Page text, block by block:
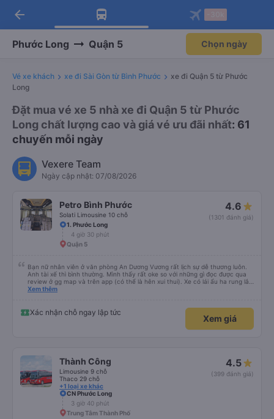
Tải app Vexere ngay!
Nhận ưu đãi thành viên độc
Mở app
Tải app Vexere
-30k/ghế khi đặt vé máy bay qua
Mở app
arrow_back
Phước Long Quận 5 Chọn ngày
Vé xe khách xe đi Sài Gòn từ Bình Phước
xe đi Quận 5 từ Phước
Long
Đặt mua vé xe 5 nhà xe đi Quận 5 từ Phước
Long chất lượng cao và giá vé ưu đãi nhất: 61
chuyến mỗi ngày
Vexere Team
Ngày cập nhật: 07/08/2026
Petro Bình Phước
Solati Limousine 10 chỗ
4.6
(1301 đánh giá)
1. Phước Long
4 giờ 30 phút
Quận 5
Bạn nữ nhân viên ở văn phòng An Dương Vương rất lịch sự dễ thương luôn.
Anh tài xế thì bình thường. Mình thấy rất oke so với những gì đọc được qua
review ở gg map và trên app (có thể là hên xui thui). Xe có lái ẩu ha rung lắc
hay không thì cũng ko rõ tại mình say xe nên ngủ ko à
Xem thêm
Xác nhận chỗ ngay lập tức
Xem giá
Thành Công
Limousine 9 chỗ
Thaco 29 chỗ
+1 loại xe khác
4.5
(399 đánh giá)
CN Phước Long
3 giờ 40 phút
Trung Tâm Thành Phố